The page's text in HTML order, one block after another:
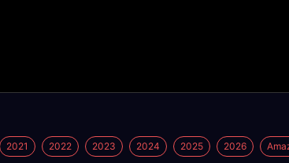
2021 2022 2023 2024 2025 2026